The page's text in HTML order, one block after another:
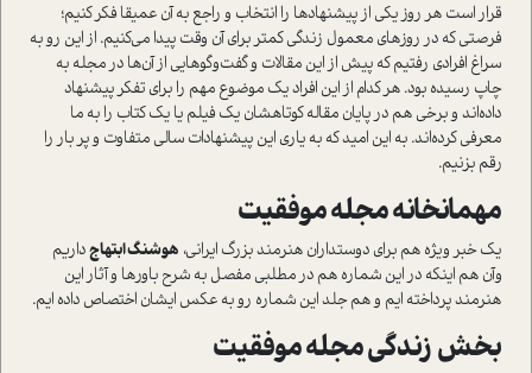
قرار است هر روز یکی از پیشنهادها را انتخاب و راجع به آن عمیقا فکر کنیم؛
فرصتی که در روزهای معمول زندگی کمتر برای آن وقت پیدا می‌کنیم. از این رو به
سراغ افرادی رفتیم که پیش از این مقالات و گفت‌‌و‌گوهایی از آن‌‌ها در مجله به
چاپ رسیده بود. هر کدام از این افراد یک موضوع مهم را برای تفکر پیشنهاد
داده‌اند و برخی هم در پایان مقاله کوتاهشان یک فیلم یا یک کتاب را به ما
معرفی کرده‌اند. به این امید که به یاری این پیشنهادات سالی متفاوت و پر بار را
رقم بزنیم.
مهمانخانه مجله موفقیت
یک خبر ویژه هم برای دوستداران هنرمند بزرگ ایرانی، هوشنگ ابتهاجداریم
وآن هم اینکه در این شماره هم در مطلبی مفصل به شرح باورها و آثار این
هنرمند پرداخته ایم و هم جلد این شماره رو به عکس ایشان اختصاص داده ایم.
بخش زندگی مجله موفقیت